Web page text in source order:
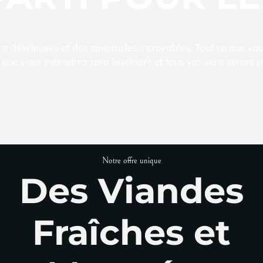
Notre offre unique
Des Viandes
Fraîches et